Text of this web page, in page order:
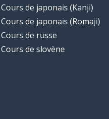
Cours de japonais (Kanji)
Cours de japonais (Romaji)
Cours de russe
Cours de slovène